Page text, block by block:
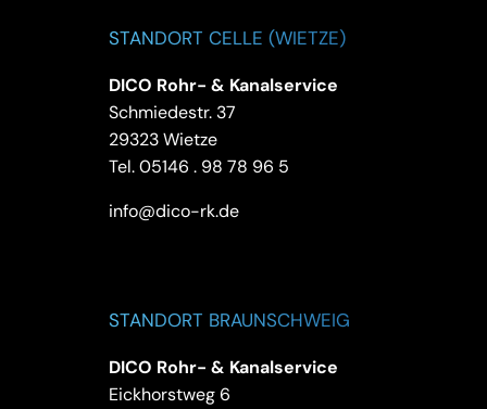
STANDORT CELLE (WIETZE)
DICO Rohr- & Kanalservice
Schmiedestr. 37
29323 Wietze
Tel.05146 . 98 78 96 5
info@dico-rk.de
STANDORT BRAUNSCHWEIG
DICO Rohr- & Kanalservice
Eickhorstweg 6